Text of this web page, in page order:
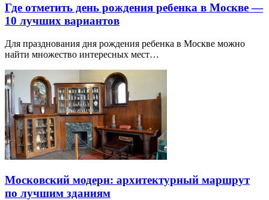
Где отметить день рождения ребенка в Москве —
10 лучших вариантов
Для празднования дня рождения ребенка в Москве можно
найти множество интересных мест…
Московский модерн: архитектурный маршрут
по лучшим зданиям